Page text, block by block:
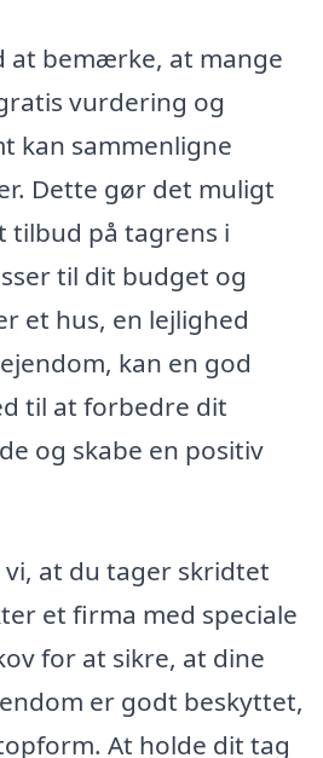
at bemærke, at mange
vurdering og
kan sammenligne
Dette gør det muligt
tilbud på tagrens i
til dit budget og
et hus, en lejlighed
kan en god
til at forbedre dit
og skabe en positiv
at du tager skridtet
et firma med speciale
for at sikre, at dine
er godt beskyttet,
At holde dit tag